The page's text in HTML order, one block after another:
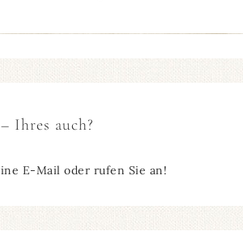
Ihres auch?
E-Mail oder rufen Sie an!